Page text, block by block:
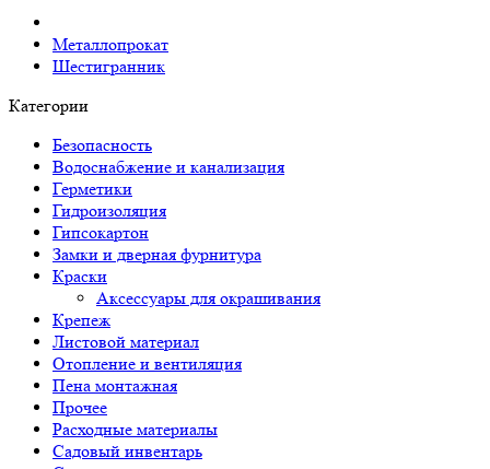
Металлопрокат
Шестигранник
Категории
Безопасность
Водоснабжение и канализация
Герметики
Гидроизоляция
Гипсокартон
Замки и дверная фурнитура
Краски
Аксессуары для окрашивания
Крепеж
Листовой материал
Отопление и вентиляция
Пена монтажная
Прочее
Расходные материалы
Садовый инвентарь